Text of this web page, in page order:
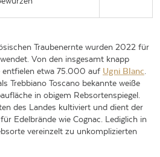
Traubenernte wurden 2022 für
Von den insgesamt knapp
entfielen etwa 75.000 auf Ugni Blanc
Trebbiano Toscano bekannte weiße
in obigem Rebsortenspiegel.
des Landes kultiviert und dient der
Edelbrände wie Cognac. Lediglich in
vereinzelt zu unkomplizierten